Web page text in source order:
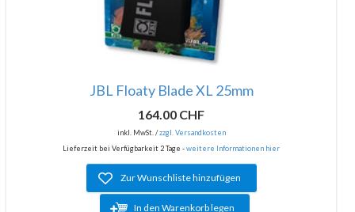
JBL Floaty Blade XL 25mm
164.00 CHF
inkl. MwSt. /zzgl. Versandkosten
Lieferzeit bei Verfügbarkeit 2 Tage -weitere Informationen hier
Zur Wunschliste hinzufügen
In den Warenkorb legen